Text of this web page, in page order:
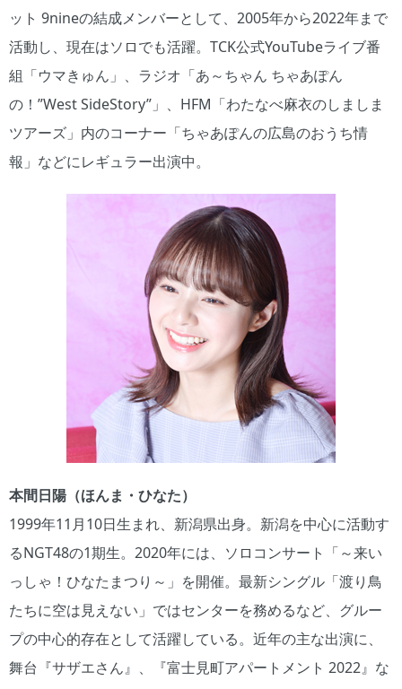
ット 9nineの結成メンバーとして、2005年から2022年まで
活動し、現在はソロでも活躍。TCK公式YouTubeライブ番
組「ウマきゅん」、ラジオ「あ～ちゃん ちゃあぽん
の！”West SideStory”」、HFM「わたなべ麻衣のしましま
ツアーズ」内のコーナー「ちゃあぽんの広島のおうち情
報」などにレギュラー出演中。
本間日陽（ほんま・ひなた）
1999年11月10日生まれ、新潟県出身。新潟を中心に活動す
るNGT48の1期生。2020年には、ソロコンサート「～来い
っしゃ！ひなたまつり～」を開催。最新シングル「渡り鳥
たちに空は見えない」ではセンターを務めるなど、グルー
プの中心的存在として活躍している。近年の主な出演に、
舞台『サザエさん』、『富士見町アパートメント 2022』な